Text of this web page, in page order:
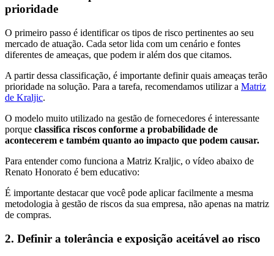
prioridade
O primeiro passo é identificar os tipos de risco pertinentes ao seu
mercado de atuação. Cada setor lida com um cenário e fontes
diferentes de ameaças, que podem ir além dos que citamos.
A partir dessa classificação, é importante definir quais ameaças terão
prioridade na solução. Para a tarefa, recomendamos utilizar a Matriz
de Kraljic.
O modelo muito utilizado na gestão de fornecedores é interessante
porque classifica riscos conforme a probabilidade de
acontecerem e também quanto ao impacto que podem causar.
Para entender como funciona a Matriz Kraljic, o vídeo abaixo de
Renato Honorato é bem educativo:
É importante destacar que você pode aplicar facilmente a mesma
metodologia à gestão de riscos da sua empresa, não apenas na matriz
de compras.
2. Definir a tolerância e exposição aceitável ao risco